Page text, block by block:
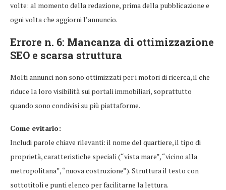
volte: al momento della redazione, prima della pubblicazione e
ogni volta che aggiorni l’annuncio.
Errore n. 6: Mancanza di ottimizzazione
SEO e scarsa struttura
Molti annunci non sono ottimizzati per i motori di ricerca, il che
riduce la loro visibilità sui portali immobiliari, soprattutto
quando sono condivisi su più piattaforme.
Come evitarlo:
Includi parole chiave rilevanti: il nome del quartiere, il tipo di
proprietà, caratteristiche speciali (“vista mare”, “vicino alla
metropolitana”, “nuova costruzione”). Struttura il testo con
sottotitoli e punti elenco per facilitarne la lettura.